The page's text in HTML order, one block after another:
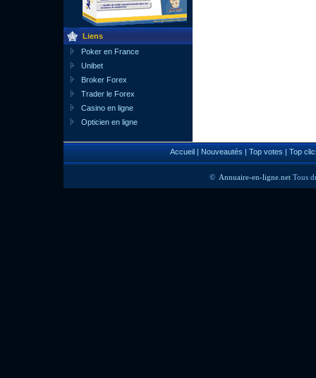
Liens
Poker en France
Unibet
Broker Forex
Trader le Forex
Casino en ligne
Opticien en ligne
Accueil| Nouveautés | Top votes | Top
© Annuaire-en-ligne.net Tous